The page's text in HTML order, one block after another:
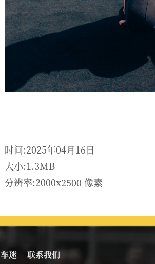
时间:2025年04月16日
大小:1.3MB
分辨率:2000x2500 像素
车迷 联系我们